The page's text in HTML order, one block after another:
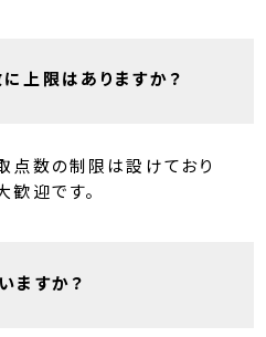
上限はありますか？
点数の制限は設けており
歓迎です。
ますか？